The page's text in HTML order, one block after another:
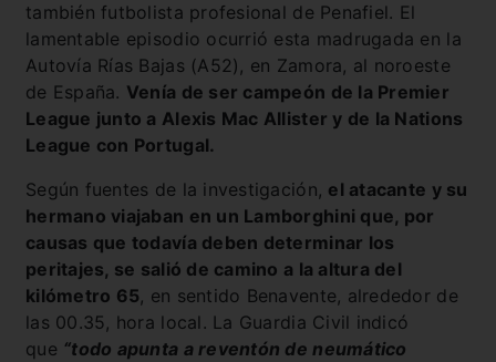
también futbolista profesional de Penafiel. El
lamentable episodio ocurrió esta madrugada en la
Autovía Rías Bajas (A52), en Zamora, al noroeste
de España. Venía de ser campeón de la Premier
League junto a Alexis Mac Allister y de la Nations
League con Portugal.
Según fuentes de la investigación, el atacante y su
hermano viajaban en un Lamborghini que, por
causas que todavía deben determinar los
peritajes, se salió de camino a la altura del
kilómetro 65, en sentido Benavente, alrededor de
las 00.35, hora local. La Guardia Civil indicó
que “todo apunta a reventón de neumático